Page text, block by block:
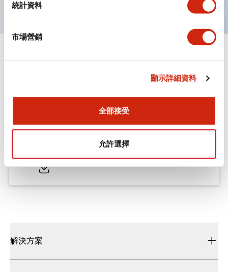
統計資料
市場營銷
顯示詳細資料
全部接受
允許選擇
文件和檔案
型錄和宣傳手冊 CAD檔 認證與標準
ø25/30 系列 CS型 凸輪開關
解決方案